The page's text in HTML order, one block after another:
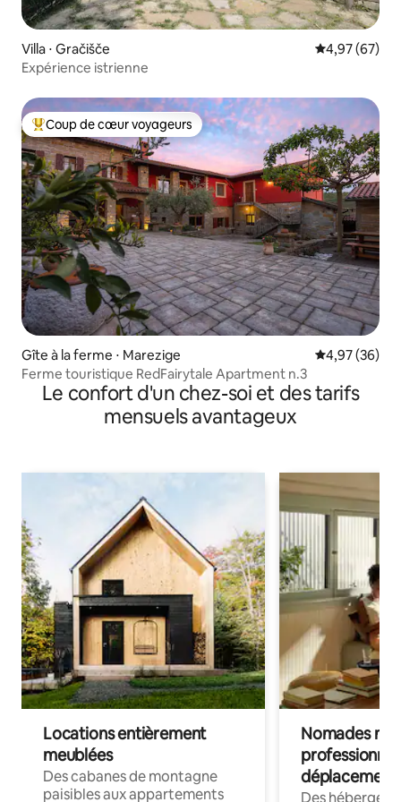
Villa ⋅ Gračišče Évaluation
4,97 (67)
Expérience istrienne
Coups de cœur voyageurs les plus appréciés
Coup de cœur voyageurs
Gîte à la ferme ⋅ Marezige Évaluation
4,97 (36)
Ferme touristique RedFairytale Apartment n.3
Le confort d'un chez-soi et des tarifs
mensuels avantageux
Locations entièrement
meublées
Des cabanes de montagne
paisibles aux appartements
Nomades
déplacement
Des